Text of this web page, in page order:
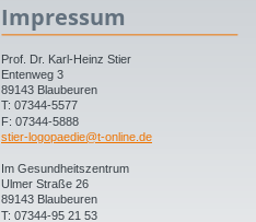
Impressum
Prof. Dr. Karl-Heinz Stier
Entenweg 3
89143 Blaubeuren
T: 07344-5577
F: 07344-5888
stier-logopaedie@t-online.de
Im Gesundheitszentrum
Ulmer Straße 26
89143 Blaubeuren
T: 07344-95 21 53